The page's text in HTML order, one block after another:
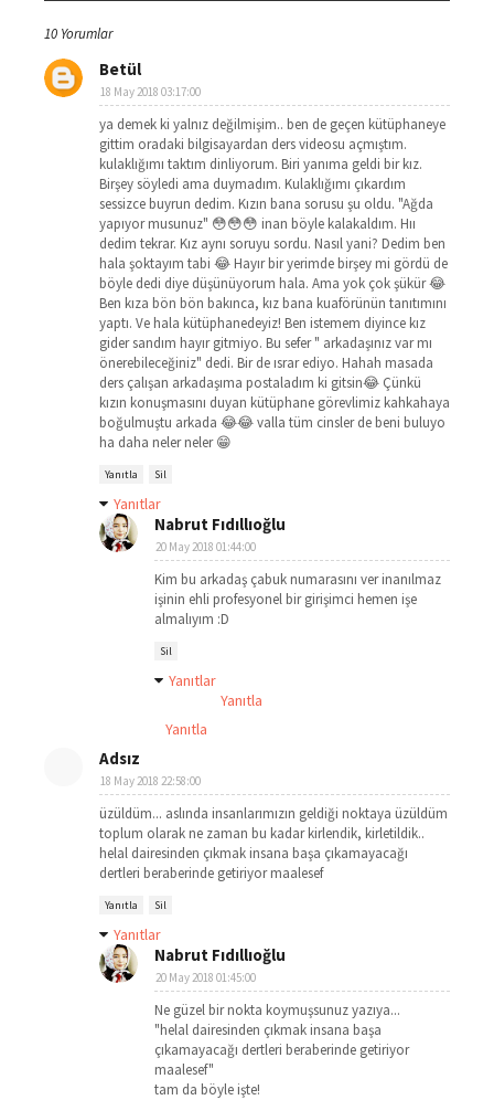
10 Yorumlar
Betül
18 May 2018 03:17:00
ya demek ki yalnız değilmişim.. ben de geçen kütüphaneye
gittim oradaki bilgisayardan ders videosu açmıştım.
kulaklığımı taktım dinliyorum. Biri yanıma geldi bir kız.
Birşey söyledi ama duymadım. Kulaklığımı çıkardım
sessizce buyrun dedim. Kızın bana sorusu şu oldu. "Ağda
yapıyor musunuz" 😳😳😳 inan böyle kalakaldım. Hıı
dedim tekrar. Kız aynı soruyu sordu. Nasıl yani? Dedim ben
hala şoktayım tabi 😂 Hayır bir yerimde birşey mi gördü de
böyle dedi diye düşünüyorum hala. Ama yok çok şükür 😂
Ben kıza bön bön bakınca, kız bana kuaförünün tanıtımını
yaptı. Ve hala kütüphanedeyiz! Ben istemem diyince kız
gider sandım hayır gitmiyo. Bu sefer " arkadaşınız var mı
önerebileceğiniz" dedi. Bir de ısrar ediyo. Hahah masada
ders çalışan arkadaşıma postaladım ki gitsin😂 Çünkü
kızın konuşmasını duyan kütüphane görevlimiz kahkahaya
boğulmuştu arkada 😂😂 valla tüm cinsler de beni buluyo
ha daha neler neler 😁
Yanıtla Sil
Yanıtlar
Nabrut Fıdıllıoğlu
20 May 2018 01:44:00
Kim bu arkadaş çabuk numarasını ver inanılmaz
işinin ehli profesyonel bir girişimci hemen işe
almalıyım :D
Sil
Yanıtlar
Yanıtla
Yanıtla
Adsız
18 May 2018 22:58:00
üzüldüm... aslında insanlarımızın geldiği noktaya üzüldüm
toplum olarak ne zaman bu kadar kirlendik, kirletildik..
helal dairesinden çıkmak insana başa çıkamayacağı
dertleri beraberinde getiriyor maalesef
Yanıtla Sil
Yanıtlar
Nabrut Fıdıllıoğlu
20 May 2018 01:45:00
Ne güzel bir nokta koymuşsunuz yazıya...
"helal dairesinden çıkmak insana başa
çıkamayacağı dertleri beraberinde getiriyor
maalesef"
tam da böyle işte!